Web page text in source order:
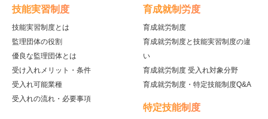
技能実習制度
技能実習制度とは
監理団体の役割
優良な監理団体とは
受け入れメリット・条件
受入れ可能業種
受入れの流れ・必要事項
育成就制労度
育成就労制度
育成就労制度と技能実習制度の違
い
育成就労制度 受入れ対象分野
育成就労制度・特定技能制度Q&A
特定技能制度